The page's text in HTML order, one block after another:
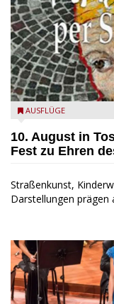
Toscolano Maderno:
AUSFLÜGE
10. August in
Fest zu Ehren
Straßenkunst,
Darstellungen prägen